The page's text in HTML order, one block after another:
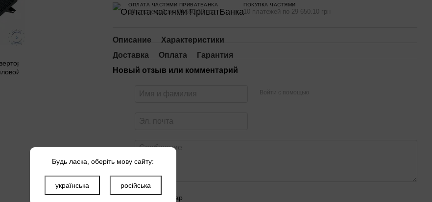
ОПЛАТА ЧАСТЯМИ ПРИВАТБАНКА
10 платежей по 29 650.10 грн
ПОКУПКА ЧАСТЯМИ
10 платежей по 29 650.10 грн
Описание
Характеристики
Доставка
Оплата
Гарантия
Новый отзыв или комментарий
Войти с помощью
Оцените товар
Будь ласка, оберіть мову сайту:
українська російська